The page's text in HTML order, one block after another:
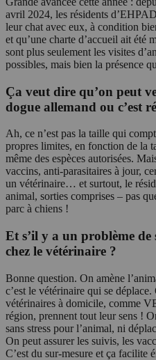
avril 2024, les résidents
leur chat avec eux, à condition
et qu’une charte d’accueil ait été
sont plus seulement les visites
possibles, mais bien la présence
Ça veut dire qu’on peut
dogue allemand ou c’est
Ah, ce n’est pas la taille qui
propres limites, en fonction de la
même des espèces autorisées.
vaccins, anti-parasitaires à jour,
un vétérinaire… et surtout, le
animal, sorties comprises – pas
parc à chiens !
Et s’il y a un problème
chez le vétérinaire ?
Bonne question. On amène
c’est le vétérinaire qui se déplace.
vétérinaires à domicile, comme
région, prennent tout leur sens !
sans stress pour l’animal, ni
On peut assurer les suivis, les
C’est du sur-mesure et ça facilite